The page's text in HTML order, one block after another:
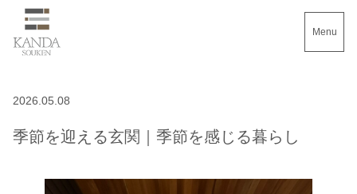
Menu
2026.05.08
季節を迎える玄関｜季節を感じる暮らし